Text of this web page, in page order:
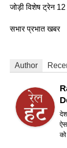
जोड़ी विशेष ट्रेन
सभार प्रभात खबर
Author